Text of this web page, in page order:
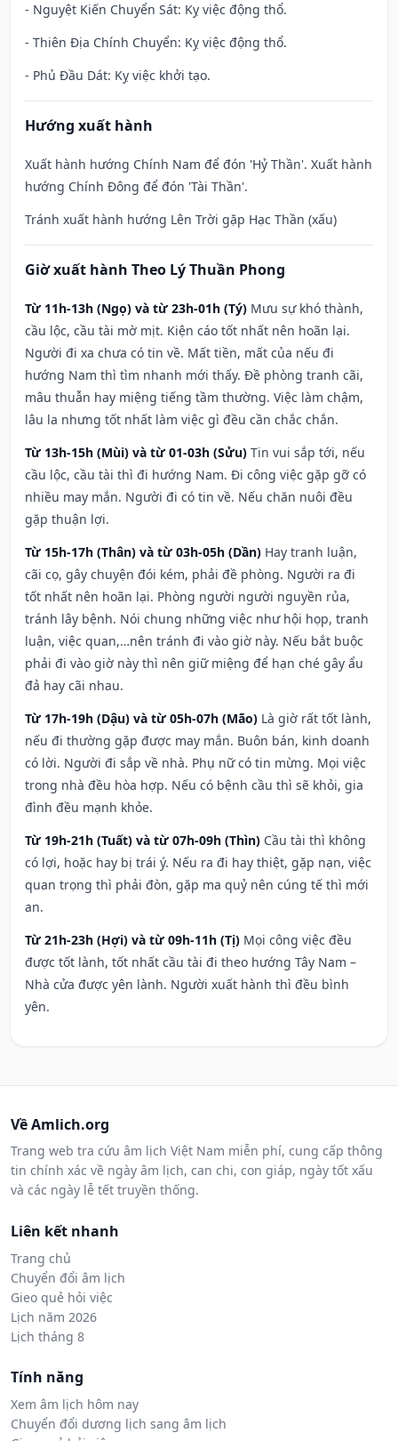
- Nguyệt Kiến Chuyển Sát: Kỵ việc động thổ.
- Thiên Địa Chính Chuyển: Kỵ việc động thổ.
- Phủ Đầu Dát: Kỵ việc khởi tạo.
Hướng xuất hành
Xuất hành hướng Chính Nam để đón 'Hỷ Thần'. Xuất hành
hướng Chính Đông để đón 'Tài Thần'.
Tránh xuất hành hướng Lên Trời gặp Hạc Thần (xấu)
Giờ xuất hành Theo Lý Thuần Phong
Từ 11h-13h (Ngọ) và từ 23h-01h (Tý) Mưu sự khó thành,
cầu lộc, cầu tài mờ mịt. Kiện cáo tốt nhất nên hoãn lại.
Người đi xa chưa có tin về. Mất tiền, mất của nếu đi
hướng Nam thì tìm nhanh mới thấy. Đề phòng tranh cãi,
mâu thuẫn hay miệng tiếng tầm thường. Việc làm chậm,
lâu la nhưng tốt nhất làm việc gì đều cần chắc chắn.
Từ 13h-15h (Mùi) và từ 01-03h (Sửu) Tin vui sắp tới, nếu
cầu lộc, cầu tài thì đi hướng Nam. Đi công việc gặp gỡ có
nhiều may mắn. Người đi có tin về. Nếu chăn nuôi đều
gặp thuận lợi.
Từ 15h-17h (Thân) và từ 03h-05h (Dần) Hay tranh luận,
cãi cọ, gây chuyện đói kém, phải đề phòng. Người ra đi
tốt nhất nên hoãn lại. Phòng người người nguyền rủa,
tránh lây bệnh. Nói chung những việc như hội họp, tranh
luận, việc quan,…nên tránh đi vào giờ này. Nếu bắt buộc
phải đi vào giờ này thì nên giữ miệng để hạn ché gây ẩu
đả hay cãi nhau.
Từ 17h-19h (Dậu) và từ 05h-07h (Mão) Là giờ rất tốt lành,
nếu đi thường gặp được may mắn. Buôn bán, kinh doanh
có lời. Người đi sắp về nhà. Phụ nữ có tin mừng. Mọi việc
trong nhà đều hòa hợp. Nếu có bệnh cầu thì sẽ khỏi, gia
đình đều mạnh khỏe.
Từ 19h-21h (Tuất) và từ 07h-09h (Thìn) Cầu tài thì không
có lợi, hoặc hay bị trái ý. Nếu ra đi hay thiệt, gặp nạn, việc
quan trọng thì phải đòn, gặp ma quỷ nên cúng tế thì mới
an.
Từ 21h-23h (Hợi) và từ 09h-11h (Tị) Mọi công việc đều
được tốt lành, tốt nhất cầu tài đi theo hướng Tây Nam –
Nhà cửa được yên lành. Người xuất hành thì đều bình
yên.
Về Amlich.org
Trang web tra cứu âm lịch Việt Nam miễn phí, cung cấp thông
tin chính xác về ngày âm lịch, can chi, con giáp, ngày tốt xấu
và các ngày lễ tết truyền thống.
Liên kết nhanh
Trang chủ
Chuyển đổi âm lịch
Gieo quẻ hỏi việc
Lịch năm 2026
Lịch tháng 8
Tính năng
Xem âm lịch hôm nay
Chuyển đổi dương lịch sang âm lịch